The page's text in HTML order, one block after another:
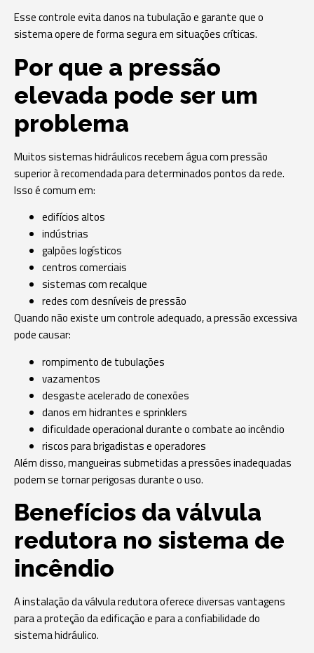
Esse controle evita danos na tubulação e garante que o
sistema opere de forma segura em situações críticas.
Por que a pressão
elevada pode ser um
problema
Muitos sistemas hidráulicos recebem água com pressão
superior à recomendada para determinados pontos da rede.
Isso é comum em:
edifícios altos
indústrias
galpões logísticos
centros comerciais
sistemas com recalque
redes com desníveis de pressão
Quando não existe um controle adequado, a pressão excessiva
pode causar:
rompimento de tubulações
vazamentos
desgaste acelerado de conexões
danos em hidrantes e sprinklers
dificuldade operacional durante o combate ao incêndio
riscos para brigadistas e operadores
Além disso, mangueiras submetidas a pressões inadequadas
podem se tornar perigosas durante o uso.
Benefícios da válvula
redutora no sistema de
incêndio
A instalação da válvula redutora oferece diversas vantagens
para a proteção da edificação e para a confiabilidade do
sistema hidráulico.